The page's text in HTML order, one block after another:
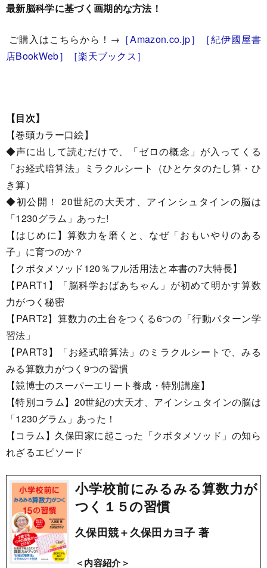
最新脳科学に基づく画期的な方法！
ご購入はこちらから！→ ［Amazon.co.jp］
［紀伊國屋書
店BookWeb］
［楽天ブックス］
【目次】
【巻頭カラー口絵】
◆声に出して読むだけで、「ゼロの概念」が入ってくる
「お経式暗算法」ミラクルシート（ひとケタのたし算・ひ
き算）
◆初公開！ 20世紀の大天才、アインシュタインの脳は
「1230グラム」あった!
【はじめに】算数力を磨くと、なぜ「おもいやりのある
子」に育つのか？
【クボタメソッド120％フル活用法と本書の7大特長】
【PART1】「脳科学おばあちゃん」が初めて明かす算数
力がつく秘密
【PART2】算数力の土台をつくる6つの「行動パターン学
習法」
【PART3】「お経式暗算法」のミラクルシートで、みる
みる算数力がつく9つの習慣
【競博士のスーパーエリート養成・特別講座】
【特別コラム】20世紀の大天才、アインシュタインの脳は
「1230グラム」あった！
【コラム】久保田家に起こった「クボタメソッド」の知ら
れざるエピソード
小学校前にみるみる算数力が
つく１５の習慣
久保田競＋久保田カヨ子 著
＜内容紹介＞